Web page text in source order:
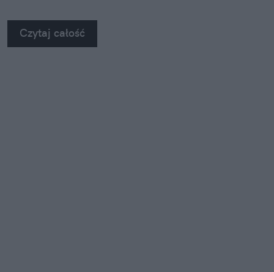
Czytaj całość